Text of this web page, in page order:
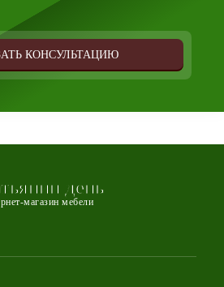
КОНСУЛЬТАЦИЮ
день
магазин мебели